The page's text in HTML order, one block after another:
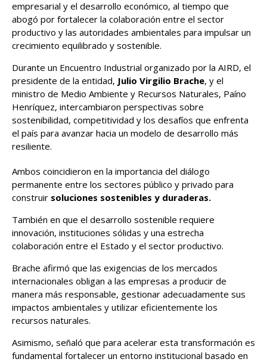
empresarial y el desarrollo económico, al tiempo que
abogó por fortalecer la colaboración entre el sector
productivo y las autoridades ambientales para impulsar un
crecimiento equilibrado y sostenible.
Durante un Encuentro Industrial organizado por la AIRD, el
presidente de la entidad, Julio Virgilio Brache, y el
ministro de Medio Ambiente y Recursos Naturales, Paíno
Henríquez, intercambiaron perspectivas sobre
sostenibilidad, competitividad y los desafíos que enfrenta
el país para avanzar hacia un modelo de desarrollo más
resiliente.
Ambos coincidieron en la importancia del diálogo
permanente entre los sectores público y privado para
construir soluciones sostenibles y duraderas.
También en que el desarrollo sostenible requiere
innovación, instituciones sólidas y una estrecha
colaboración entre el Estado y el sector productivo.
Brache afirmó que las exigencias de los mercados
internacionales obligan a las empresas a producir de
manera más responsable, gestionar adecuadamente sus
impactos ambientales y utilizar eficientemente los
recursos naturales.
Asimismo, señaló que para acelerar esta transformación es
fundamental fortalecer un entorno institucional basado en